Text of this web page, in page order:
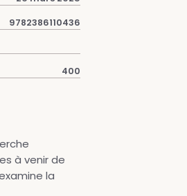
9782386110436
400
à venir de
la